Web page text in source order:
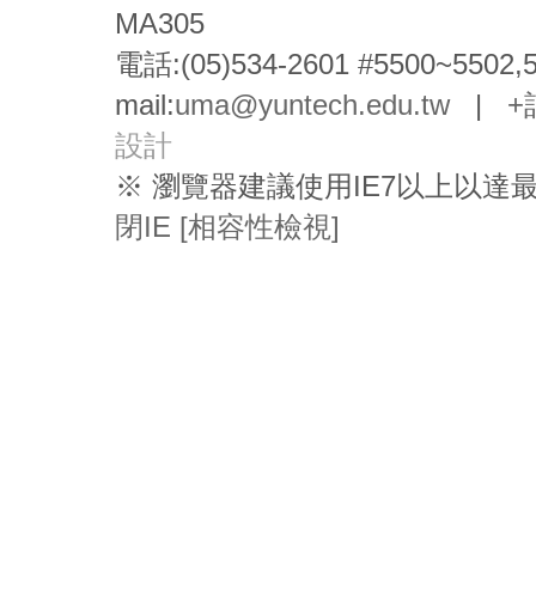
MA305
電話:(05)534-2601
mail:uma@yuntech.edu.tw| +
設計
※ 瀏覽器建議使用IE7以上以達
閉IE [相容性檢視]